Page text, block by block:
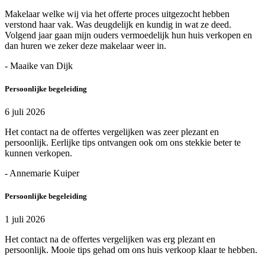
Makelaar welke wij via het offerte proces uitgezocht hebben
verstond haar vak. Was deugdelijk en kundig in wat ze deed.
Volgend jaar gaan mijn ouders vermoedelijk hun huis verkopen en
dan huren we zeker deze makelaar weer in.
- Maaike van Dijk
Persoonlijke begeleiding
6 juli 2026
Het contact na de offertes vergelijken was zeer plezant en
persoonlijk. Eerlijke tips ontvangen ook om ons stekkie beter te
kunnen verkopen.
- Annemarie Kuiper
Persoonlijke begeleiding
1 juli 2026
Het contact na de offertes vergelijken was erg plezant en
persoonlijk. Mooie tips gehad om ons huis verkoop klaar te hebben.